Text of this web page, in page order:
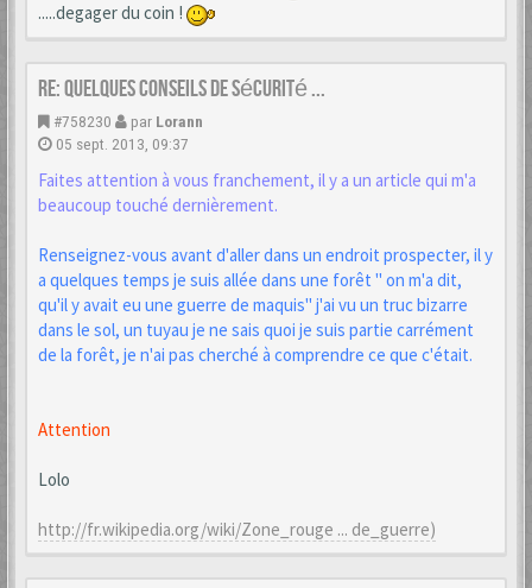
.....degager du coin !
Re: Quelques conseils de sécurité ...
#758230 par Lorann
05 sept. 2013, 09:37
Faites attention à vous franchement, il y a un article qui m'a
beaucoup touché dernièrement.
Renseignez-vous avant d'aller dans un endroit prospecter, il y
a quelques temps je suis allée dans une forêt " on m'a dit,
qu'il y avait eu une guerre de maquis" j'ai vu un truc bizarre
dans le sol, un tuyau je ne sais quoi je suis partie carrément
de la forêt, je n'ai pas cherché à comprendre ce que c'était.
Attention
Lolo
http://fr.wikipedia.org/wiki/Zone_rouge ... de_guerre)